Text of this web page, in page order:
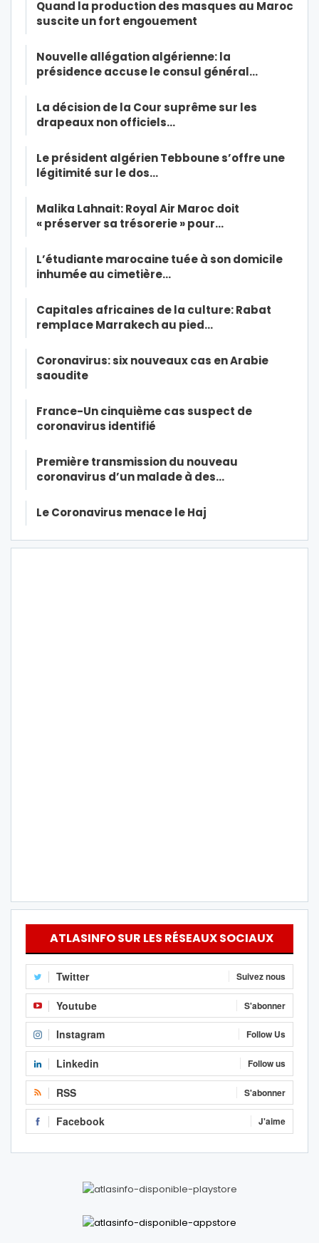
Quand la production des masques au Maroc
suscite un fort engouement
Nouvelle allégation algérienne: la
présidence accuse le consul général…
La décision de la Cour suprême sur les
drapeaux non officiels…
Le président algérien Tebboune s’offre une
légitimité sur le dos…
Malika Lahnait: Royal Air Maroc doit
« préserver sa trésorerie » pour…
L’étudiante marocaine tuée à son domicile
inhumée au cimetière…
Capitales africaines de la culture: Rabat
remplace Marrakech au pied…
Coronavirus: six nouveaux cas en Arabie
saoudite
France-Un cinquième cas suspect de
coronavirus identifié
Première transmission du nouveau
coronavirus d’un malade à des…
Le Coronavirus menace le Haj
ATLASINFO SUR LES RÉSEAUX SOCIAUX
Twitter Suivez nous
Youtube S'abonner
Instagram Follow Us
Linkedin Follow us
RSS S'abonner
Facebook J'aime